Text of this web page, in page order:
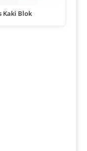
Kaki Blok